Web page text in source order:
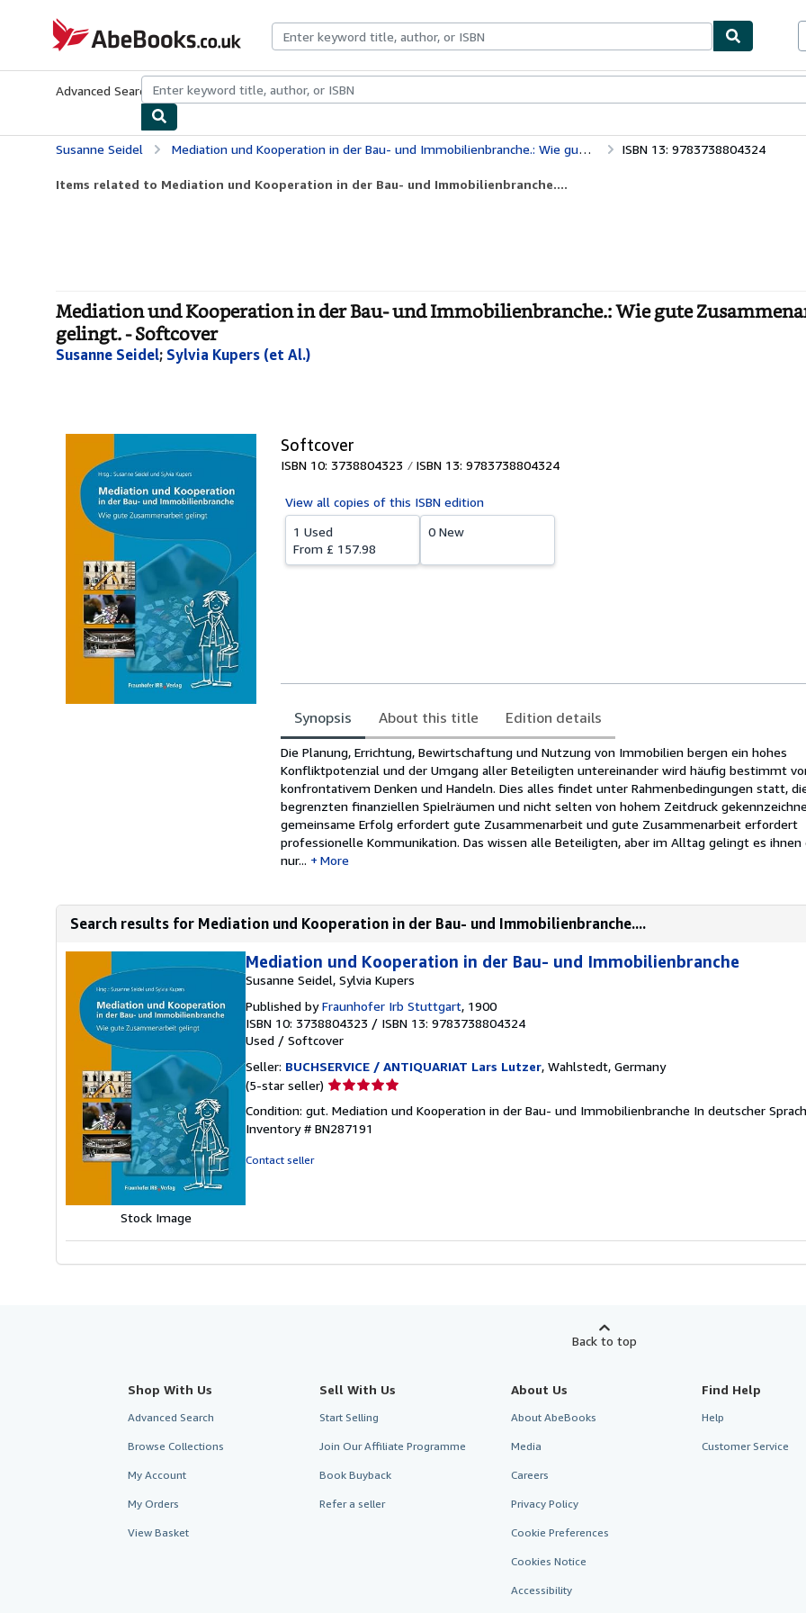
AbeBooks.co.uk
Advanced Search Browse CollectionsRare BooksArt & Collectables
Susanne Seidel Mediation und Kooperation in der Bau- und Immobilienbranche.: Wie gute Zusammenarbeit gelingt. ISBN 13: 9783738804324
Items related to Mediation und Kooperation in der Bau- und Immobilienbranche....
Mediation und Kooperation in der Bau- und Immobilienbranche.: Wie gute
gelingt. - Softcover
Susanne Seidel; Sylvia Kupers (et Al.)
Softcover
ISBN 10: 3738804323 ISBN 13: 9783738804324
View all copies of this ISBN edition
1 Used
From £ 157.98
0 New
Synopsis About this title Edition details
Synopsis
Die Planung, Errichtung, Bewirtschaftung und Nutzung von Immobilien bergen ein hohes
Konfliktpotenzial und der Umgang aller Beteiligten untereinander wird häufig bestimmt
konfrontativem Denken und Handeln. Dies alles findet unter Rahmenbedingungen statt,
begrenzten finanziellen Spielräumen und nicht selten von hohem Zeitdruck
gemeinsame Erfolg erfordert gute Zusammenarbeit und gute Zusammenarbeit erfordert
professionelle Kommunikation. Das wissen alle Beteiligten, aber im Alltag gelingt es
nur...
More
Search results for Mediation und Kooperation in der Bau- und Immobilienbranche....
Stock Image
Mediation und Kooperation in der Bau- und Immobilienbranche
Susanne Seidel, Sylvia Kupers
Published byFraunhofer Irb Stuttgart, 1900
ISBN 10: 3738804323 / ISBN 13: 9783738804324
Used / Softcover
Seller: BUCHSERVICE / ANTIQUARIAT Lars Lutzer, Wahlstedt, Germany
(5-star seller) Seller
5
out
Condition: gut. Mediation und Kooperation in der Bau- und Immobilienbranche In deutscher
Inventory # BN287191
Contact seller
Back to top
Shop With Us
Advanced Search
Browse Collections
My Account
My Orders
View Basket
Sell With Us
Start Selling
Join Our Affiliate Programme
Book Buyback
Refer a seller
About Us
About AbeBooks
Media
Careers
Privacy Policy
Cookie Preferences
Cookies Notice
Accessibility
Find Help
Help
Customer Service